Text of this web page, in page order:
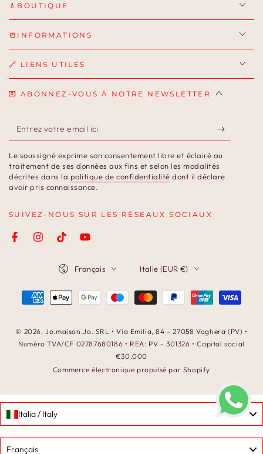
💄BOUTIQUE
📒INFORMATIONS
🔗 LIENS UTILES
💌 ABONNEZ-VOUS À NOTRE NEWSLETTER
Entrez
votre
email
ici
Le soussigné exprime son consentement libre et éclairé au
traitement de ses données aux fins et selon les modalités
décrites dans la politique de confidentialité dont il déclare
avoir pris connaissance.
SUIVEZ-NOUS SUR LES RÉSEAUX SOCIAUX
FacebookInstagramTikTokYouTube
© 2026, Jo.maison.Jo. SRL • Via Emilia, 84 - 27058 Voghera (PV) •
Numéro TVA/CF 02787680186 • REA: PV - 301326 • Capital social
€30.000
Commerce électronique propulsé par Shopify
Français Italie (EUR €)
Modes
paiement
Italia / Italy
Français